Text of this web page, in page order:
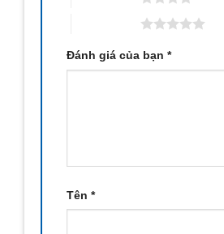
Đánh giá của bạn *
Tên *